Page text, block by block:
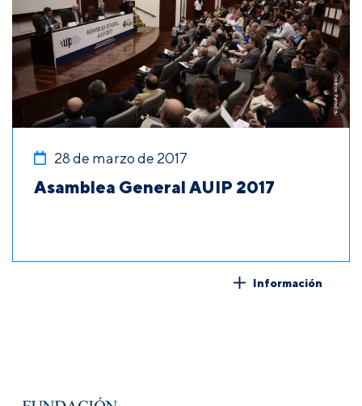
28 de marzo de 2017
Asamblea General AUIP 2017
Información